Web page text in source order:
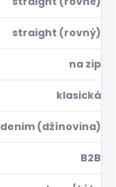
straight (rovný)
na zip
klasická
denim (džínovina)
B2B